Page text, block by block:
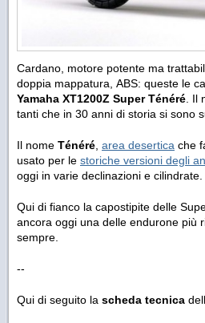
Cardano, motore potente ma
doppia mappatura, ABS: queste le
Yamaha XT1200Z Super Ténéré. Il
tanti che in 30 anni di storia si sono
Il nome Ténéré, area desertica che
usato per le storiche versioni degli
oggi in varie declinazioni e cilindrate.
Qui di fianco la capostipite delle
ancora oggi una delle endurone più
sempre.
--
Qui di seguito la scheda tecnica